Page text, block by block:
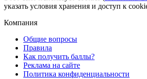
указать условия хранения и доступ к
Компания
Общие вопросы
Правила
Как получить баллы?
Реклама на сайте
Политика конфиденциальности